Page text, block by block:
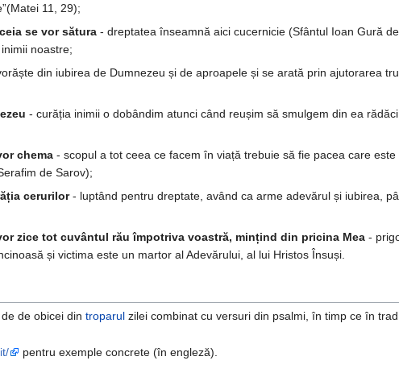
11, 29);
se vor sătura - dreptatea înseamnă aici cucernicie (Sfântul Ioan Gură
noastre;
din iubirea de Dumnezeu și de aproapele și se arată prin ajutorarea
- curăția inimii o dobândim atunci când reușim să smulgem din ea
chema - scopul a tot ceea ce facem în viață trebuie să fie pacea care
de Sarov);
cerurilor- luptând pentru dreptate, având ca arme adevărul și iubirea,
zice tot cuvântul rău împotriva voastră, mințind din pricina Mea -
și victima este un martor al Adevărului, al lui Hristos Însuși.
de obicei din troparulzilei combinat cu versuri din psalmi, în timp ce în
pentru exemple concrete (în engleză).